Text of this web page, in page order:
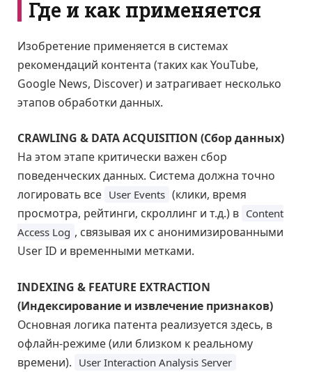
Где и как применяется
Изобретение применяется в системах
рекомендаций контента (таких как YouTube,
Google News, Discover) и затрагивает несколько
этапов обработки данных.
CRAWLING & DATA ACQUISITION (Сбор данных)
На этом этапе критически важен сбор
поведенческих данных. Система должна точно
логировать все User Events (клики, время
просмотра, рейтинги, скроллинг и т.д.) в Content
Access Log , связывая их с анонимизированными
User ID и временными метками.
INDEXING & FEATURE EXTRACTION
(Индексирование и извлечение признаков)
Основная логика патента реализуется здесь, в
офлайн-режиме (или близком к реальному
времени). User Interaction Analysis Server